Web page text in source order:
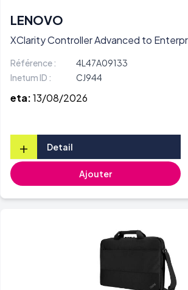
LENOVO
XClarity Controller Advanced to
Référence :
4L47A09133
Inetum ID :
CJ944
eta:13/08/2026
+ Detail
Ajouter